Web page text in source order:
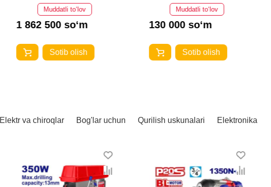
Muddatli to‘lov
1 862 500 so‘m
Sotib olish
Muddatli to‘lov
130 000 so‘m
Sotib olish
Elektr va chiroqlar Bog'lar uchun Qurilish uskunalari Elektronika